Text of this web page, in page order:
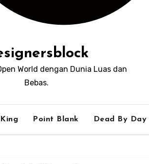
World dengan Dunia Luas dan
Bebas.
Point Blank Dead By